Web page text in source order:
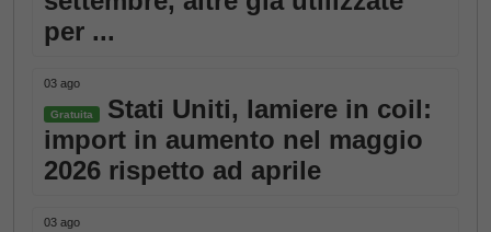
per ...
03 ago
Gratuita
Stati Uniti, lamiere in coil:
import in aumento nel maggio
2026 rispetto ad aprile
03 ago